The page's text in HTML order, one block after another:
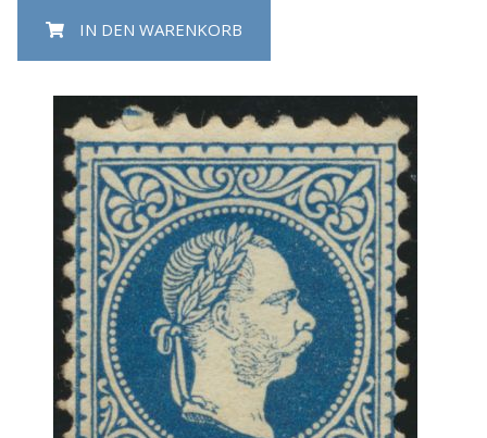
IN DEN WARENKORB